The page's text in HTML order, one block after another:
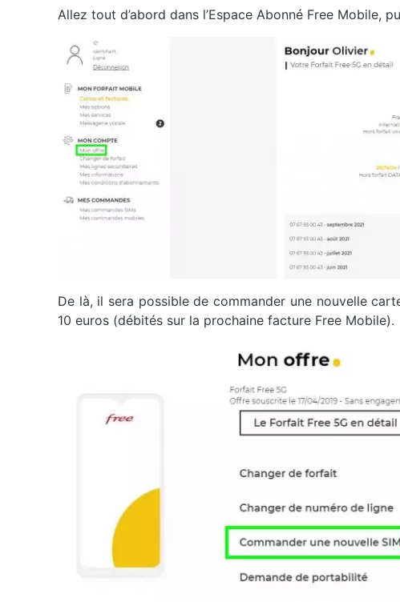
Allez tout d’abord dans l’Espace Abonné Free Mobile,
De là, il sera possible de commander une nouvelle
10 euros (débités sur la prochaine facture Free Mobile).